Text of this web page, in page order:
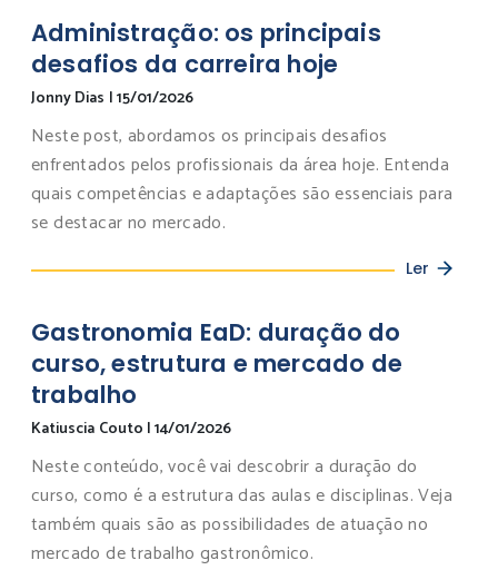
Administração: os principais
desafios da carreira hoje
Jonny Dias |15/01/2026
Neste post, abordamos os principais desafios
enfrentados pelos profissionais da área hoje. Entenda
quais competências e adaptações são essenciais para
se destacar no mercado.
Ler
Gastronomia EaD: duração do
curso, estrutura e mercado de
trabalho
Katiuscia Couto |14/01/2026
Neste conteúdo, você vai descobrir a duração do
curso, como é a estrutura das aulas e disciplinas. Veja
também quais são as possibilidades de atuação no
mercado de trabalho gastronômico.